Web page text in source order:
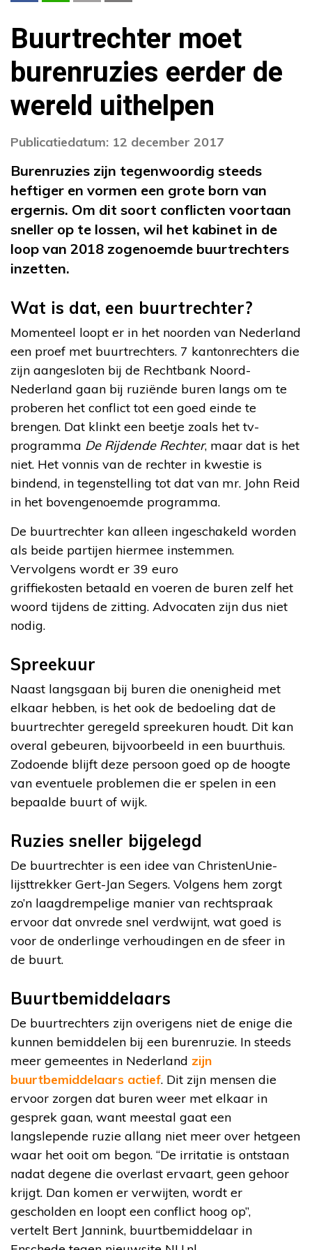
Buurtrechter moet
burenruzies eerder de
wereld uithelpen
Publicatiedatum: 12 december 2017
Burenruzies zijn tegenwoordig steeds
heftiger en vormen een grote born van
ergernis. Om dit soort conflicten voortaan
sneller op te lossen, wil het kabinet in de
loop van 2018 zogenoemde buurtrechters
inzetten.
Wat is dat, een buurtrechter?
Momenteel loopt er in het noorden van Nederland
een proef met buurtrechters. 7 kantonrechters die
zijn aangesloten bij de Rechtbank Noord-
Nederland gaan bij ruziënde buren langs om te
proberen het conflict tot een goed einde te
brengen. Dat klinkt een beetje zoals het tv-
programma De Rijdende Rechter, maar dat is het
niet. Het vonnis van de rechter in kwestie is
bindend, in tegenstelling tot dat van mr. John Reid
in het bovengenoemde programma.
De buurtrechter kan alleen ingeschakeld worden
als beide partijen hiermee instemmen.
Vervolgens wordt er 39 euro
griffiekosten betaald en voeren de buren zelf het
woord tijdens de zitting. Advocaten zijn dus niet
nodig.
Spreekuur
Naast langsgaan bij buren die onenigheid met
elkaar hebben, is het ook de bedoeling dat de
buurtrechter geregeld spreekuren houdt. Dit kan
overal gebeuren, bijvoorbeeld in een buurthuis.
Zodoende blijft deze persoon goed op de hoogte
van eventuele problemen die er spelen in een
bepaalde buurt of wijk.
Ruzies sneller bijgelegd
De buurtrechter is een idee van ChristenUnie-
lijsttrekker Gert-Jan Segers. Volgens hem zorgt
zo’n laagdrempelige manier van rechtspraak
ervoor dat onvrede snel verdwijnt, wat goed is
voor de onderlinge verhoudingen en de sfeer in
de buurt.
Buurtbemiddelaars
De buurtrechters zijn overigens niet de enige die
kunnen bemiddelen bij een burenruzie. In steeds
meer gemeentes in Nederland zijn
buurtbemiddelaars actief. Dit zijn mensen die
ervoor zorgen dat buren weer met elkaar in
gesprek gaan, want meestal gaat een
langslepende ruzie allang niet meer over hetgeen
waar het ooit om begon. “De irritatie is ontstaan
nadat degene die overlast ervaart, geen gehoor
krijgt. Dan komen er verwijten, wordt er
gescholden en loopt een conflict hoog op”,
vertelt Bert Jannink, buurtbemiddelaar in